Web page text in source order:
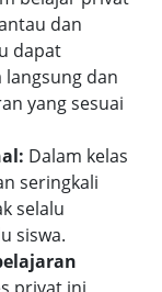
dan
dapat
dan
yang sesuai
Dalam kelas
seringkali
selalu
siswa.